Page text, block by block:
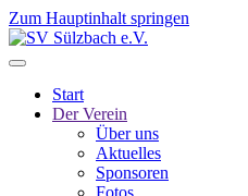
Zum Hauptinhalt springen
Start
Der Verein
Über uns
Aktuelles
Sponsoren
Fotos